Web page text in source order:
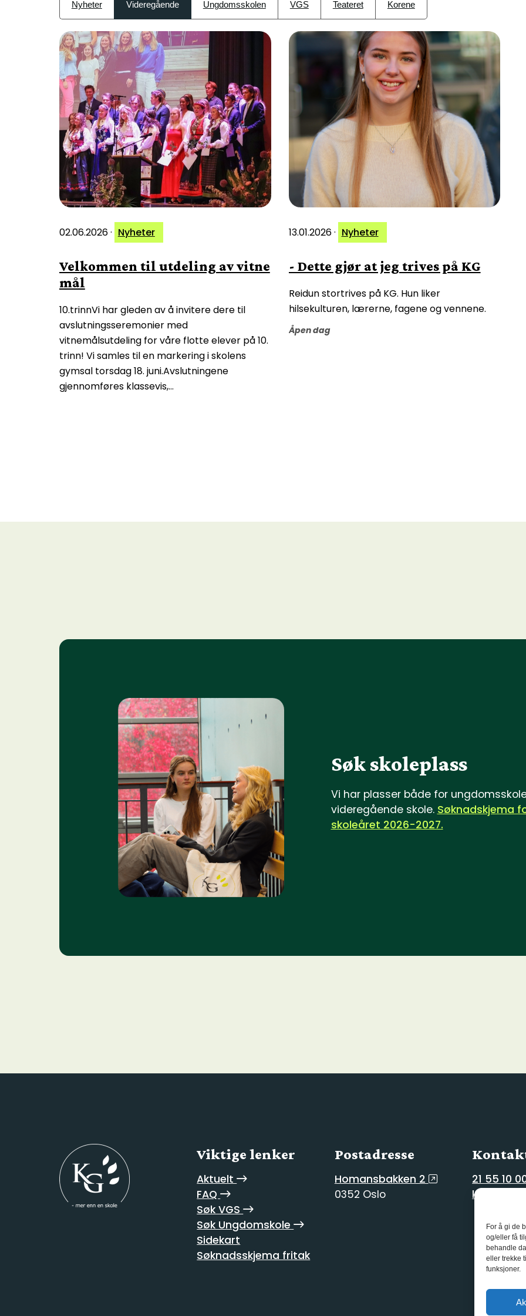
For å gi de
og/eller få
behandle
eller trekke
funksjoner.
Nyheter Videregående Ungdomsskolen VGS Teateret Korene
02.06.2026· Nyheter
Velkommen til utdeling av vitne
mål
10.trinnVi har gleden av å invitere dere til
avslutningsseremonier med
vitnemålsutdeling for våre flotte elever på 10.
trinn! Vi samles til en markering i skolens
gymsal torsdag 18. juni.Avslutningene
gjennomføres klassevis,…
13.01.2026· Nyheter
- Dette gjør at jeg trives på KG
Reidun stortrives på KG. Hun liker
hilsekulturen, lærerne, fagene og vennene.
Åpen dag
Søk skoleplass
Vi har plasser både for
videregående skole. Søknadskjema
skoleåret 2026-2027.
Viktige lenker
Aktuelt
FAQ
Søk VGS
Søk Ungdomskole
Sidekart
Søknadsskjema fritak
Postadresse
Homansbakken 2
0352 Oslo
21 55 10